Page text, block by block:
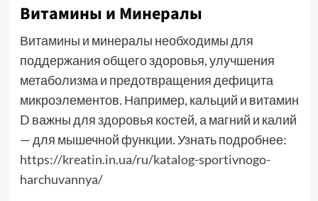
Витамины и Минералы
Витамины и минералы необходимы для
поддержания общего здоровья, улучшения
метаболизма и предотвращения дефицита
микроэлементов. Например, кальций и витамин
D важны для здоровья костей, а магний и калий
— для мышечной функции. Узнать подробнее:
https://kreatin.in.ua/ru/katalog-sportivnogo-
harchuvannya/